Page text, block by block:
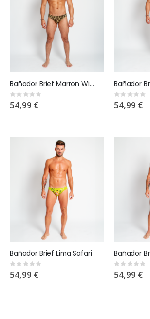
Bañador Brief Marron Wild Skin
Rating:
0%
54,99 €
Rating:
0%
54,99 €
Bañador Brief Lima Safari
Rating:
0%
54,99 €
Rating:
0%
54,99 €